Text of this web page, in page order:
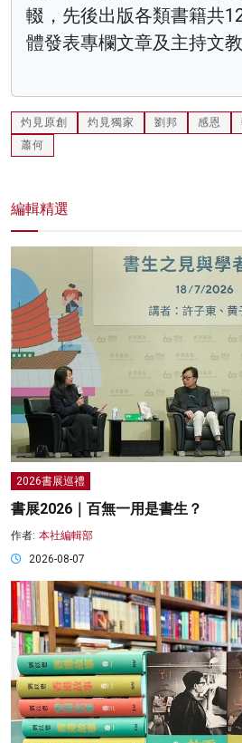
輟，先後出版各類書籍共
體發表專欄文章及主持文教
灼見原創 灼見獨家 劉邦 感恩
蕭何
編輯精選
2026書展巡禮
書展2026｜百無一用是書生？
作者: 本社編輯部
2026-08-07